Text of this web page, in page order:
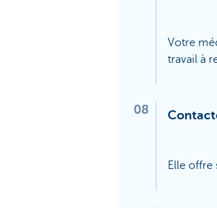
Votre
travail à
08
Elle offre